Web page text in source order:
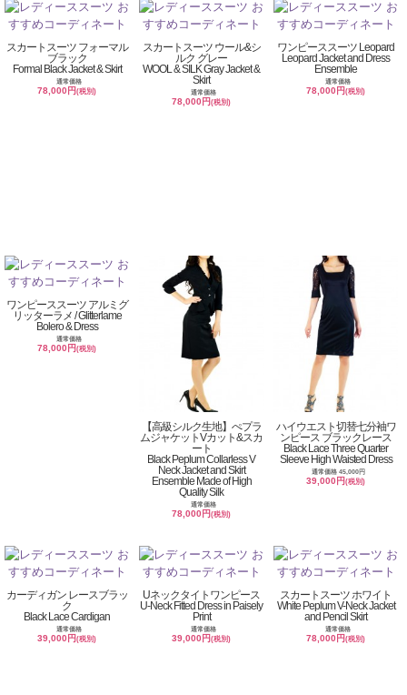
スカートスーツ フォーマル
ブラック
Formal Black Jacket & Skirt
通常価格
78,000円(税別)
スカートスーツ ウール&シ
ルク グレー
WOOL & SILK Gray Jacket &
Skirt
通常価格
78,000円(税別)
ワンピーススーツ Leopard
Leopard Jacket and Dress
Ensemble
通常価格
78,000円(税別)
ワンピーススーツ アルミグ
リッターラメ / Glitterlame
Bolero & Dress
通常価格
78,000円(税別)
【高級シルク生地】ぺプラ
ムジャケットVカット&スカ
ート
Black Peplum Collarless V
Neck Jacket and Skirt
Ensemble Made of High
Quality Silk
通常価格
78,000円(税別)
ハイウエスト切替七分袖ワ
ンピース ブラックレース
Black Lace Three Quarter
Sleeve High Waisted Dress
通常価格 45,000円
39,000円(税別)
カーディガン レースブラッ
ク
Black Lace Cardigan
通常価格
39,000円(税別)
Uネックタイトワンピース
U-Neck Fitted Dress in Paisely
Print
通常価格
39,000円(税別)
スカートスーツ ホワイト
White Peplum V-Neck Jacket
and Pencil Skirt
通常価格
78,000円(税別)